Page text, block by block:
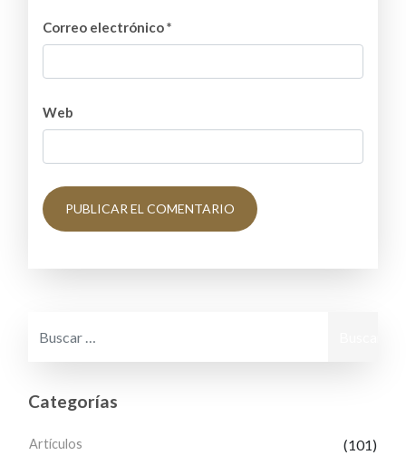
Correo electrónico*
Web
Categorías
Artículos (101)